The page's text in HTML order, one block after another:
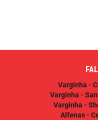
Varginha -
Varginha -
Varginha -
Alfenas -